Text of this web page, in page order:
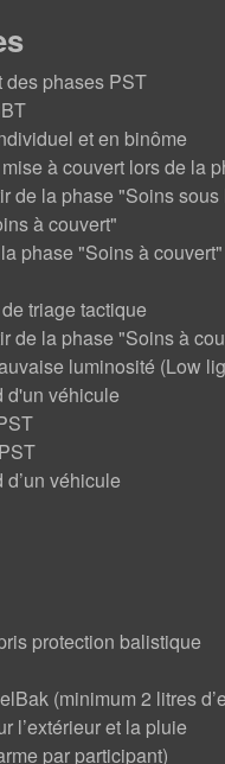
des phases PST
et en binôme
à couvert lors de la
de la phase "Soins sous
à couvert"
phase "Soins à couvert"
triage tactique
de la phase "Soins à
luminosité (Low
d'un véhicule
véhicule
protection balistique
(minimum 2 litres
l’extérieur et la pluie
par participant)